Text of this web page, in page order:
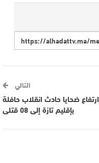
التالي
ارتفاع ضحايا حادث انقلاب حافلة
بإقليم تازة إلى 08 قتلى